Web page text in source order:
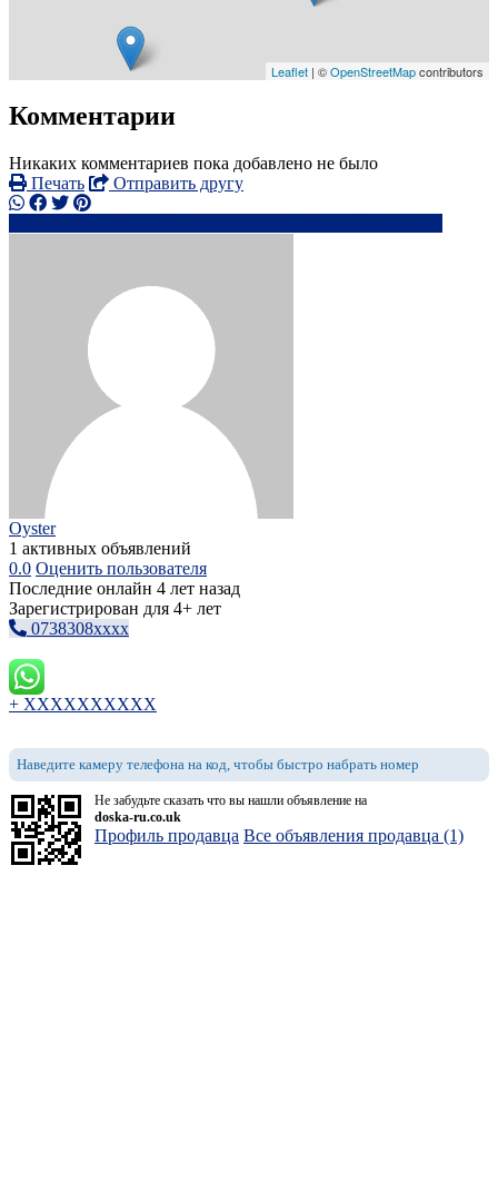
Leaflet | ©OpenStreetMapcontributors
Комментарии
Никаких комментариев пока добавлено не было
Печать
Отправить другу
Oyster
1 активных объявлений
0.0 Оценить пользователя
Последние онлайн 4 лет назад
Зарегистрирован для 4+ лет
0738308xxxx
+ XXXXXXXXXX
Наведите камеру телефона на код, чтобы быстро набрать номер
Не забудьте сказать что вы нашли объявление на
doska-ru.co.uk
Профиль продавца Все объявления продавца (1)